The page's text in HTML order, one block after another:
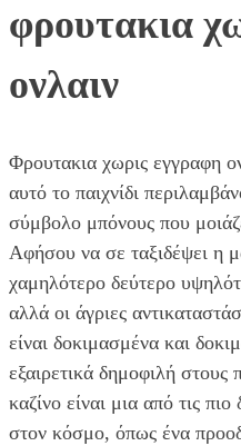
φρουτακια
ονλαιν
Φρουτακια χωρις εγγραφη
αυτό το παιχνίδι
σύμβολο μπόνους που
Αφήσου να σε ταξιδέψει η
χαμηλότερο δεύτερο
αλλά οι άγριες
είναι δοκιμασμένα και
εξαιρετικά δημοφιλή
καζίνο είναι μια από τις
στον κόσμο, όπως ένα